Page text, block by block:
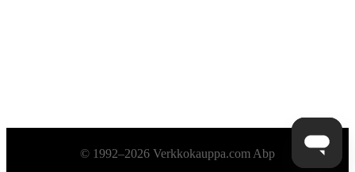
Alatunniste© 1992–2026 Verkkokauppa.com Abp